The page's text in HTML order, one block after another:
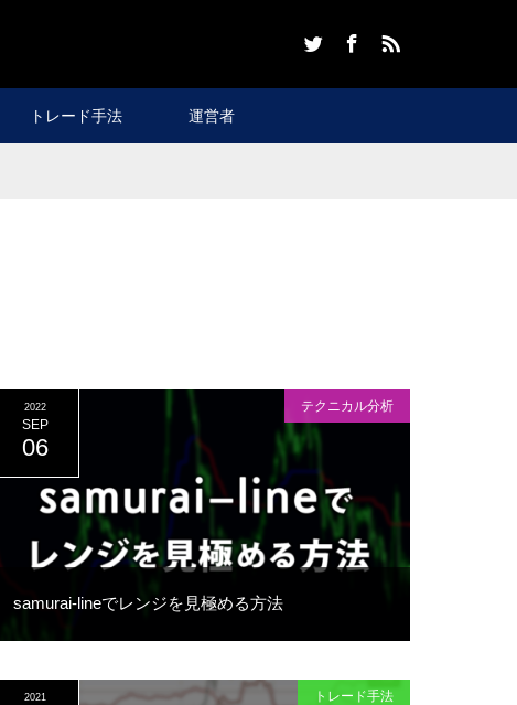
トレード手法 運営者
samurai-lineでレンジを見極める方法
2022
SEP
06
テクニカル分析
2021 トレード手法